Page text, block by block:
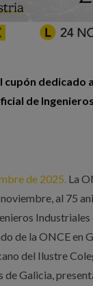
cupón dedicado
de
de 2025. La
al 75
Industriales
de la ONCE en
del Ilustre
Galicia,